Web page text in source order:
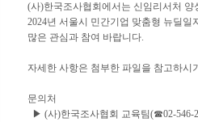
(사)한국조사협회에서는 신임리서처
2024년 서울시 민간기업 맞춤형 뉴딜
많은 관심과 참여 바랍니다.
자세한 사항은 첨부한 파일을 참고하시
문의처
▶ (사)한국조사협회 교육팀(☎02-546-